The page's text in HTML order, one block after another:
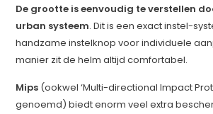
De grootte is eenvoudig te verstellen
urban systeem. Dit is een exact instel-
handzame instelknop voor individuele
manier zit de helm altijd comfortabel.
Mips (ookwel ‘Multi-directional Impact
genoemd) biedt enorm veel extra